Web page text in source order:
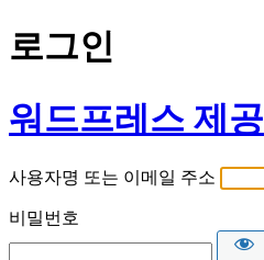
로그인
워드프레스 제공
사용자명 또는 이메일 주소
비밀번호